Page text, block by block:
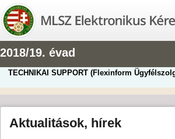
2018/19. évad
TECHNIKAI SUPPORT (Flexinform
Aktualitások, hírek